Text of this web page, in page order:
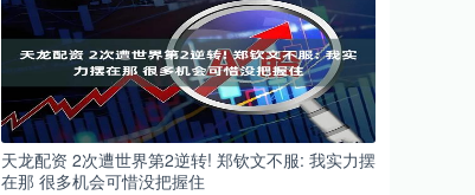
天龙配资 2次遭世界第2逆转! 郑钦文不服: 我实力摆
在那 很多机会可惜没把握住